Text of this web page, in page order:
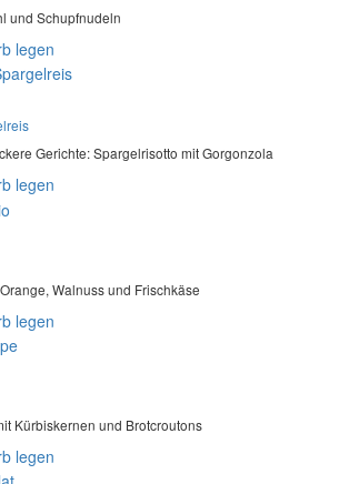
und Schupfnudeln
legen
Gerichte: Spargelrisotto mit Gorgonzola
legen
Walnuss und Frischkäse
legen
Kürbiskernen und Brotcroutons
legen